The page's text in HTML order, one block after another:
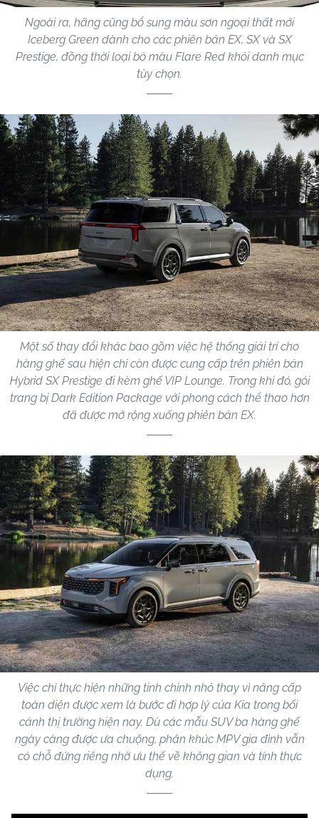
Ngoài ra, hãng cũng bổ sung màu sơn ngoại thất mới
Iceberg Green dành cho các phiên bản EX, SX và SX
Prestige, đồng thời loại bỏ màu Flare Red khỏi danh mục
tùy chọn.
Một số thay đổi khác bao gồm việc hệ thống giải trí cho
hàng ghế sau hiện chỉ còn được cung cấp trên phiên bản
Hybrid SX Prestige đi kèm ghế VIP Lounge. Trong khi đó, gói
trang bị Dark Edition Package với phong cách thể thao hơn
đã được mở rộng xuống phiên bản EX.
Việc chỉ thực hiện những tinh chỉnh nhỏ thay vì nâng cấp
toàn diện được xem là bước đi hợp lý của Kia trong bối
cảnh thị trường hiện nay. Dù các mẫu SUV ba hàng ghế
ngày càng được ưa chuộng, phân khúc MPV gia đình vẫn
có chỗ đứng riêng nhờ ưu thế về không gian và tính thực
dụng.